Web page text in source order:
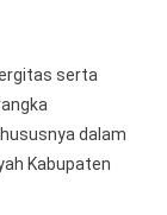
serta
dalam
Kabupaten